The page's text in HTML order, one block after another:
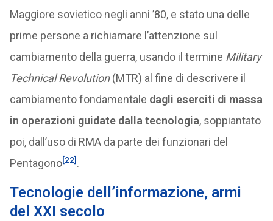
Maggiore sovietico negli anni ’80, e stato una delle
prime persone a richiamare l’attenzione sul
cambiamento della guerra, usando il termine Military
Technical Revolution(MTR) al fine di descrivere il
cambiamento fondamentale dagli eserciti di massa
in operazioni guidate dalla tecnologia, soppiantato
poi, dall’uso di RMA da parte dei funzionari del
Pentagono[22] .
Tecnologie dell’informazione, armi
del XXI secolo